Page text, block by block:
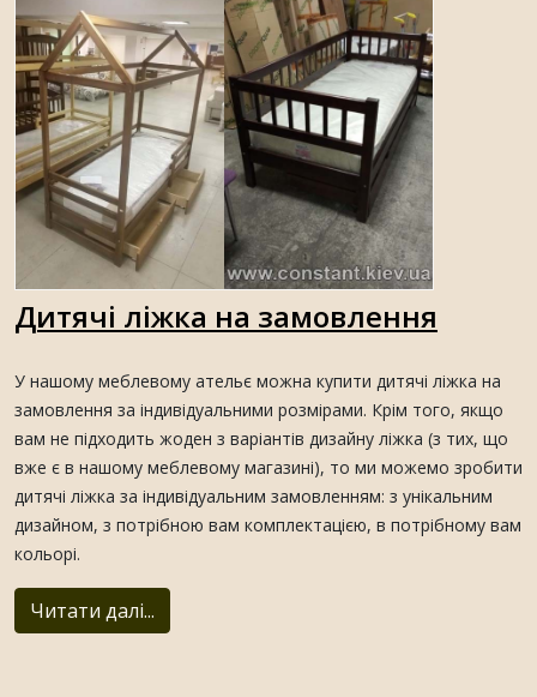
Дитячі ліжка на замовлення
У нашому меблевому ательє можна купити дитячі ліжка на
замовлення за індивідуальними розмірами. Крім того, якщо
вам не підходить жоден з варіантів дизайну ліжка (з тих, що
вже є в нашому меблевому магазині), то ми можемо зробити
дитячі ліжка за індивідуальним замовленням: з унікальним
дизайном, з потрібною вам комплектацією, в потрібному вам
кольорі.
Читати далі...